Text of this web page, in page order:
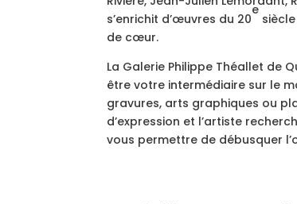
s’enrichit d’œuvres du 20
e
de cœur.
La Galerie Philippe Théallet de
être votre intermédiaire sur le
gravures, arts graphiques ou
d’expression et l’artiste
vous permettre de débusquer